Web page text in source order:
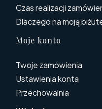
Czas realizacji
Dlaczego na moją
Moje konto
Twoje zamówienia
Ustawienia konta
Przechowalnia